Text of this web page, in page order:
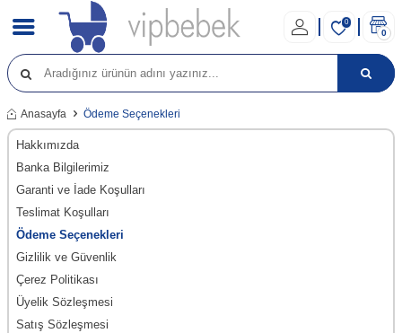
0
0
Anasayfa Ödeme Seçenekleri
Hakkımızda
Banka Bilgilerimiz
Garanti ve İade Koşulları
Teslimat Koşulları
Ödeme Seçenekleri
Gizlilik ve Güvenlik
Çerez Politikası
Üyelik Sözleşmesi
Satış Sözleşmesi